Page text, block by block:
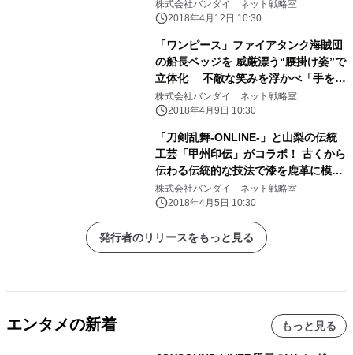
株式会社バンダイ ネット戦略室
2018年4月12日 10:30
「ワンピース」ファイアタンク海賊団
の船長ベッジを 威厳漂う“腰掛け姿”で
立体化 不敵な笑みを浮かべ「手を組
む・銃を構える」2ポーズを再現
株式会社バンダイ ネット戦略室
2018年4月9日 10:30
「刀剣乱舞-ONLINE-」と山梨の伝統
工芸「甲州印伝」がコラボ！ 古くから
伝わる伝統的な技法で漆を鹿革に模様
付けした商品！
株式会社バンダイ ネット戦略室
2018年4月5日 10:30
発行者のリリースをもっと見る
エンタメの新着 もっと見る